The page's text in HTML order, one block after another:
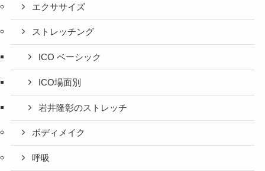
エクササイズ
ストレッチング
ICO ベーシック
ICO場面別
岩井隆彰のストレッチ
ボディメイク
呼吸